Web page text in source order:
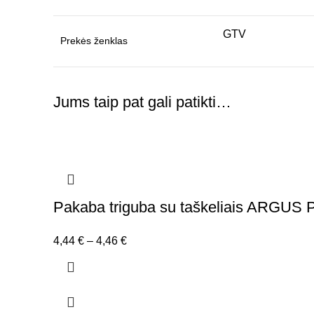
Prekės ženklas
GTV
Jums taip pat gali patikti…
Pakaba triguba su taškeliais ARGUS
4,44 € – 4,46 €Price